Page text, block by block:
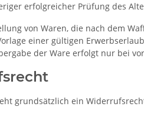
erfolgreicher Prüfung des
von Waren, die nach dem
einer gültigen
der Ware erfolgt nur bei
grundsätzlich ein